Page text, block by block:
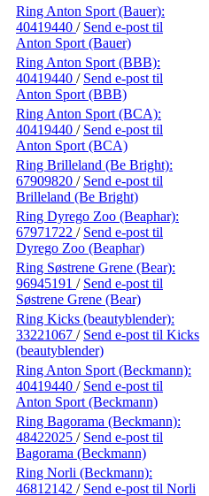
Ring Anton Sport (Bauer):
40419440 / Send e-post til
Anton Sport (Bauer)
Ring Anton Sport (BBB):
40419440 / Send e-post til
Anton Sport (BBB)
Ring Anton Sport (BCA):
40419440 / Send e-post til
Anton Sport (BCA)
Ring Brilleland (Be Bright):
67909820 / Send e-post til
Brilleland (Be Bright)
Ring Dyrego Zoo (Beaphar):
67971722 / Send e-post til
Dyrego Zoo (Beaphar)
Ring Søstrene Grene (Bear):
96945191 / Send e-post til
Søstrene Grene (Bear)
Ring Kicks (beautyblender):
33221067 / Send e-post til Kicks
(beautyblender)
Ring Anton Sport (Beckmann):
40419440 / Send e-post til
Anton Sport (Beckmann)
Ring Bagorama (Beckmann):
48422025 / Send e-post til
Bagorama (Beckmann)
Ring Norli (Beckmann):
46812142 / Send e-post til Norli